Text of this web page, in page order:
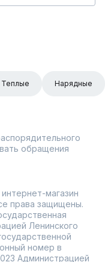
Теплые Нарядные
обращения
магазин
права защищены.
Ленинского
номер в
Администрацией